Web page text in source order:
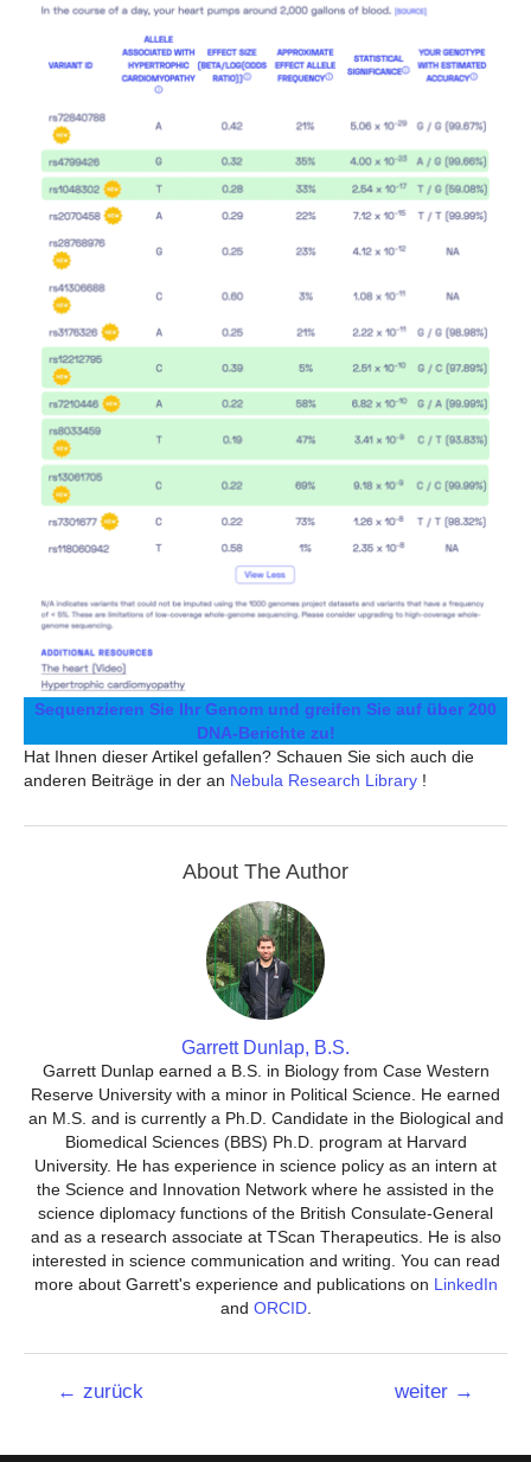
Sequenzieren Sie Ihr Genom und greifen Sie auf über 200
DNA-Berichte zu!
Hat Ihnen dieser Artikel gefallen? Schauen Sie sich auch die
anderen Beiträge in der an Nebula Research Library !
About The Author
Garrett Dunlap, B.S.
Garrett Dunlap earned a B.S. in Biology from Case Western
Reserve University with a minor in Political Science. He earned
an M.S. and is currently a Ph.D. Candidate in the Biological and
Biomedical Sciences (BBS) Ph.D. program at Harvard
University. He has experience in science policy as an intern at
the Science and Innovation Network where he assisted in the
science diplomacy functions of the British Consulate-General
and as a research associate at TScan Therapeutics. He is also
interested in science communication and writing. You can read
more about Garrett's experience and publications on LinkedIn
and ORCID.
Beitrags-
← zurück weiter →